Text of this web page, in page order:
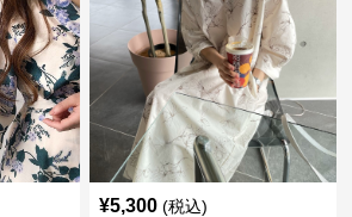
¥5,300 (税込)